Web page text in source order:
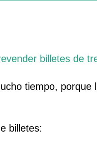
billetes de
tiempo, porque
billetes: